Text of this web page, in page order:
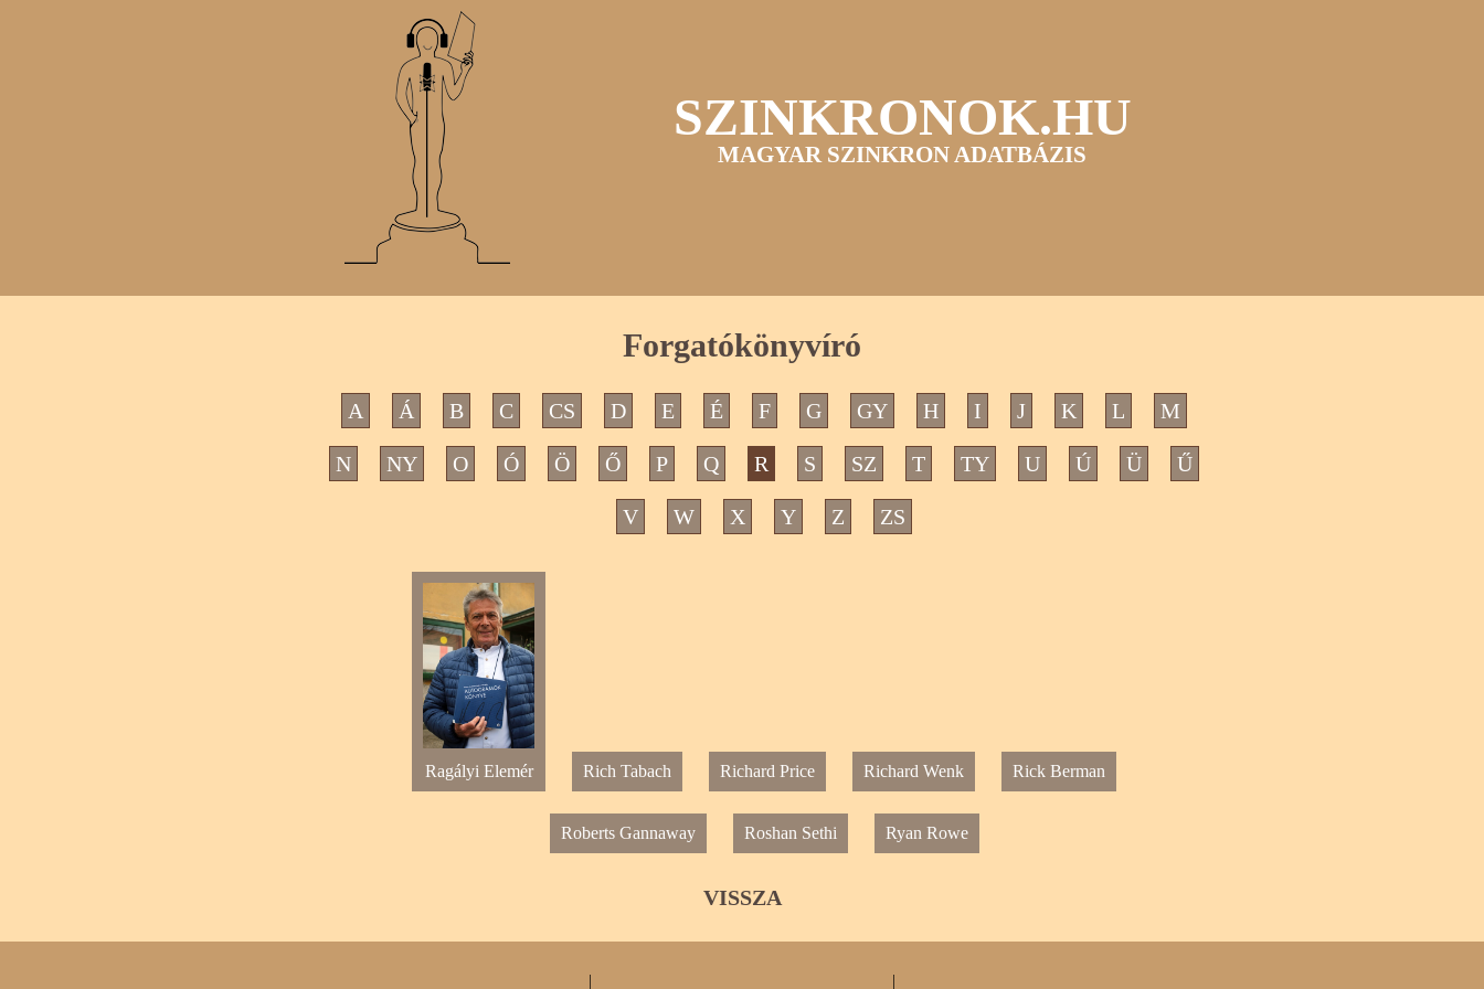
SZINKRONOK.HU
MAGYAR SZINKRON ADATBÁZIS
Forgatókönyvíró
A Á B C CS D E É F G GY H I J K L M
N NY O Ó Ö Ő P Q R S SZ T TY U Ú Ü Ű
V W X Y Z ZS
Ragályi Elemér Rich Tabach Richard Price Richard Wenk Rick Berman
Roberts Gannaway Roshan Sethi Ryan Rowe
VISSZA